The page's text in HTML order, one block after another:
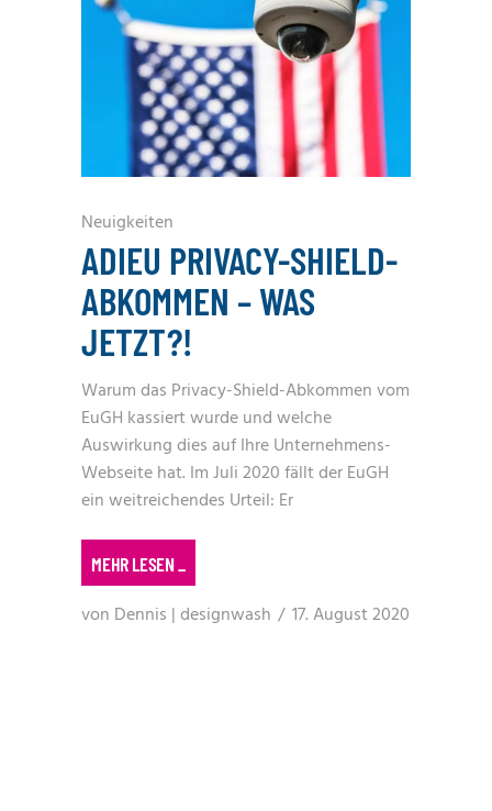
Neuigkeiten
ADIEU PRIVACY-SHIELD-
ABKOMMEN – WAS
JETZT?!
Warum das Privacy-Shield-Abkommen vom
EuGH kassiert wurde und welche
Auswirkung dies auf Ihre Unternehmens-
Webseite hat. Im Juli 2020 fällt der EuGH
ein weitreichendes Urteil: Er
MEHR LESEN_
von Dennis | designwash 17. August 2020